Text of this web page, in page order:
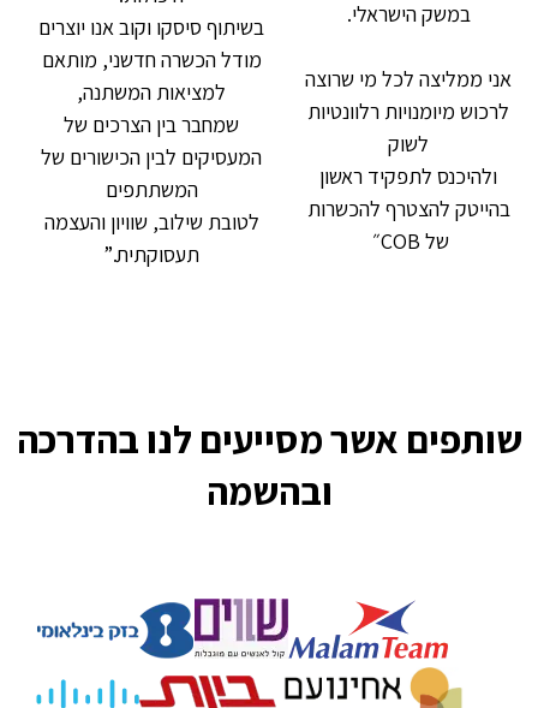
במשק הישראלי.
אני ממליצה לכל מי שרוצה
לרכוש מיומנויות רלוונטיות
לשוק
ולהיכנס לתפקיד ראשון
בהייטק להצטרף להכשרות
של COB״
בשיתוף סיסקו וקוב אנו יוצרים
מודל הכשרה חדשני, מותאם
למציאות המשתנה,
שמחבר בין הצרכים של
המעסיקים לבין הכישורים של
המשתתפים
לטובת שילוב, שוויון והעצמה
תעסוקתית.”
שותפים אשר מסייעים לנו בהדרכה
ובהשמה